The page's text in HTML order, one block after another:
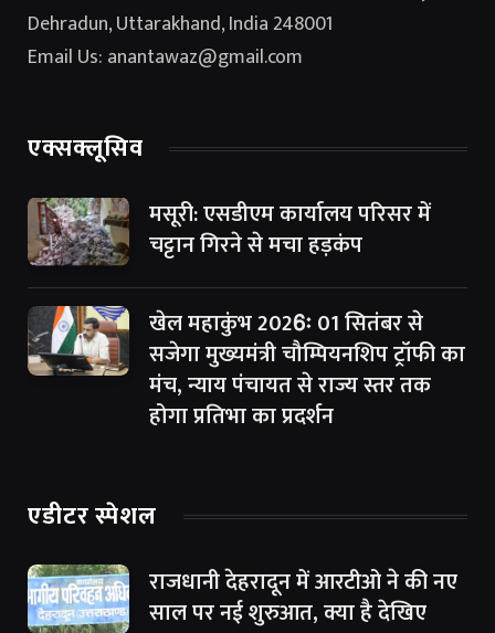
Dehradun, Uttarakhand, India 248001
Email Us: anantawaz@gmail.com
एक्सक्लूसिव
मसूरी: एसडीएम कार्यालय परिसर में
चट्टान गिरने से मचा हड़कंप
खेल महाकुंभ 2026ः 01 सितंबर से
सजेगा मुख्यमंत्री चौम्पियनशिप ट्रॉफी का
मंच, न्याय पंचायत से राज्य स्तर तक
होगा प्रतिभा का प्रदर्शन
एडीटर स्पेशल
राजधानी देहरादून में आरटीओ ने की नए
साल पर नई शुरुआत, क्या है देखिए